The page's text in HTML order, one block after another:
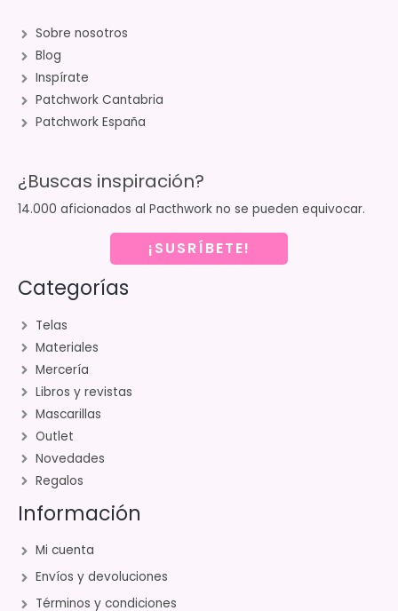
Sobre nosotros
Blog
Inspírate
Patchwork Cantabria
Patchwork España
¿Buscas inspiración?
14.000 aficionados al Pacthwork no se pueden equivocar.
¡SUSRÍBETE!
Categorías
Telas
Materiales
Mercería
Libros y revistas
Mascarillas
Outlet
Novedades
Regalos
Información
Mi cuenta
Envíos y devoluciones
Términos y condiciones